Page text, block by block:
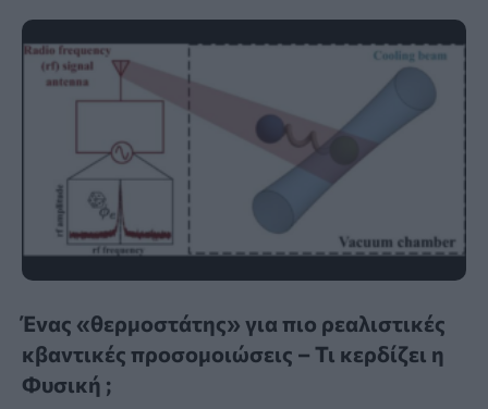
Ένας «θερμοστάτης» για πιο ρεαλιστικές
κβαντικές προσομοιώσεις – Τι κερδίζει η
Φυσική ;